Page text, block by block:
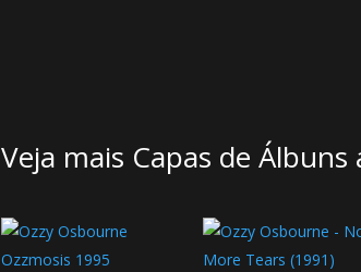
Veja mais Capas de